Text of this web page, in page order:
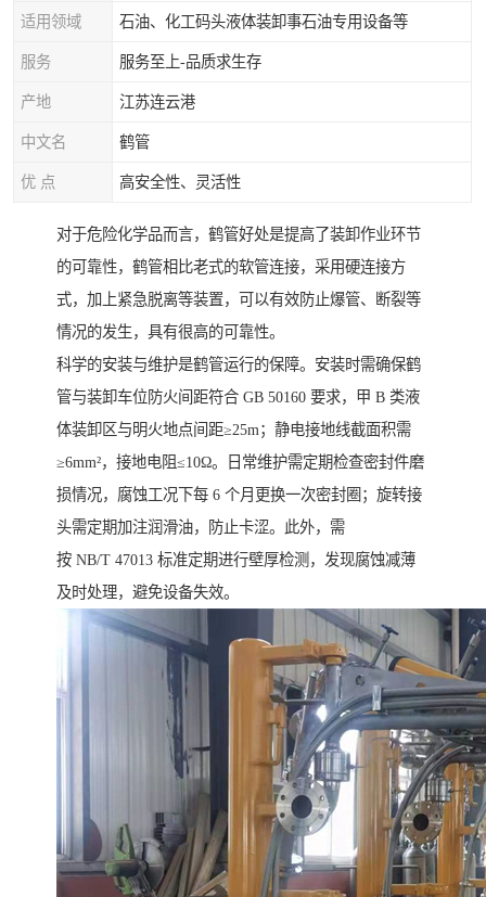
适用领域 石油、化工码头液体装卸事石油专用设备等
服务 服务至上-品质求生存
产地 江苏连云港
中文名 鹤管
优 点 高安全性、灵活性
对于危险化学品而言，鹤管好处是提高了装卸作业环节
的可靠性，鹤管相比老式的软管连接，采用硬连接方
式，加上紧急脱离等装置，可以有效防止爆管、断裂等
情况的发生，具有很高的可靠性。
科学的安装与维护是鹤管运行的保障。安装时需确保鹤
管与装卸车位防火间距符合 GB 50160 要求，甲 B 类液
体装卸区与明火地点间距≥25m；静电接地线截面积需
≥6mm²，接地电阻≤10Ω。日常维护需定期检查密封件磨
损情况，腐蚀工况下每 6 个月更换一次密封圈；旋转接
头需定期加注润滑油，防止卡涩。此外，需
按 NB/T 47013 标准定期进行壁厚检测，发现腐蚀减薄
及时处理，避免设备失效。